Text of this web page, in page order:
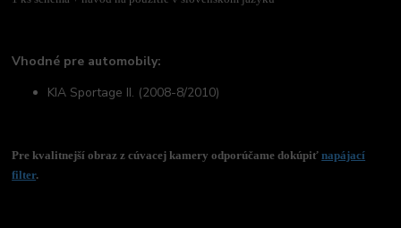
Vhodné pre automobily:
KIA Sportage II. (2008-8/2010)
Pre kvalitnejší obraz z cúvacej kamery odporúčame dokúpiťnapájací
filter.